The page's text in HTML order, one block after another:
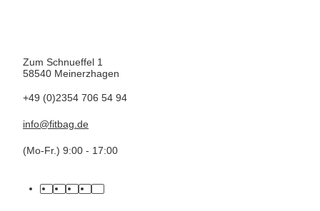
Zum Schnueffel 1
58540 Meinerzhagen
+49 (0)2354 706 54 94
info@fitbag.de
(Mo-Fr.) 9:00 - 17:00
facebook
youtube
pinterest
instagram
tiktok